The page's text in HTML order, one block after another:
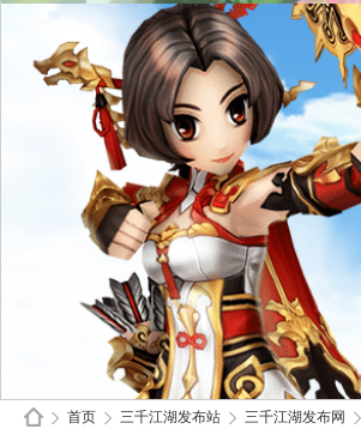
首页 三千江湖发布站 三千江湖发布网